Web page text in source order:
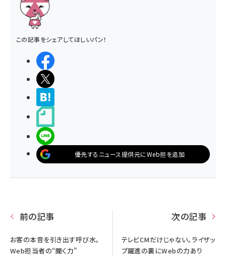
この記事をシェアしてほしいパン！
優先するニュース提供元にWeb担を追加
前の記事
お客の本音を引き出す呼び水。
Web担当者の“聞く力”
次の記事
テレビCMだけじゃない。ライザッ
プ躍進の裏にWebの力あり